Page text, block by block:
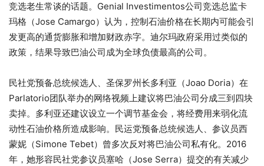
竞选老生常谈的话题。Genial Investimentos公司竞选总监卡
玛格（Jose Camargo）认为，控制石油价格在长期内可能会引
发更高的通货膨胀和增加财政赤字。迪尔玛政府采用过类似的
政策，结果导致巴油公司成为全球负债最高的公司。
民社党预备总统候选人、圣保罗州长多利亚（Joao Doria）在
Parlatorio团队举办的网络视频上建议将巴油公司分成三到四块
卖掉。多利亚还建议设立一个调节基金会，将经费用来弱化流
动性石油价格所造成影响。民运党预备总统候选人、参议员西
蒙妮（Simone Tebet）曾多次反对将巴油公司私有化。2016
年，她形容民社党参议员塞哈（Jose Serra）提交的有关减少